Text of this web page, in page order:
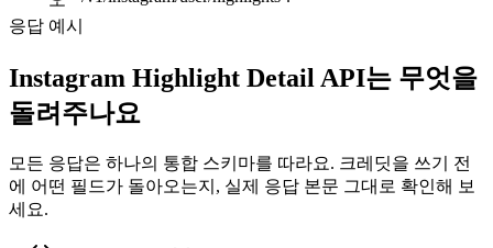
응답 예시
Instagram Highlight Detail API는 무엇을
돌려주나요
모든 응답은 하나의 통합 스키마를 따라요. 크레딧을 쓰기 전
에 어떤 필드가 돌아오는지, 실제 응답 본문 그대로 확인해 보
세요.